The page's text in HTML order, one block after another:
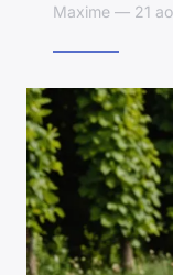
Maxime — 21